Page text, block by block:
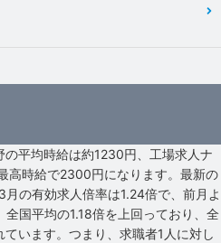
平均時給は約1230円、工場求人ナ
高時給で2300円になります。最新の
の有効求人倍率は1.24倍で、前月よ
国平均の1.18倍を上回っており、全
います。つまり、求職者1人に対し